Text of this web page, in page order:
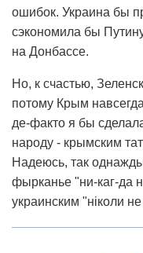
ошибок. Украина бы
сэкономила бы
на Донбассе.
Но, к счастью,
потому Крым
де-факто я бы
народу - крымским
Надеюсь, так
фырканье "ни-каг-да
украинским "ніколи